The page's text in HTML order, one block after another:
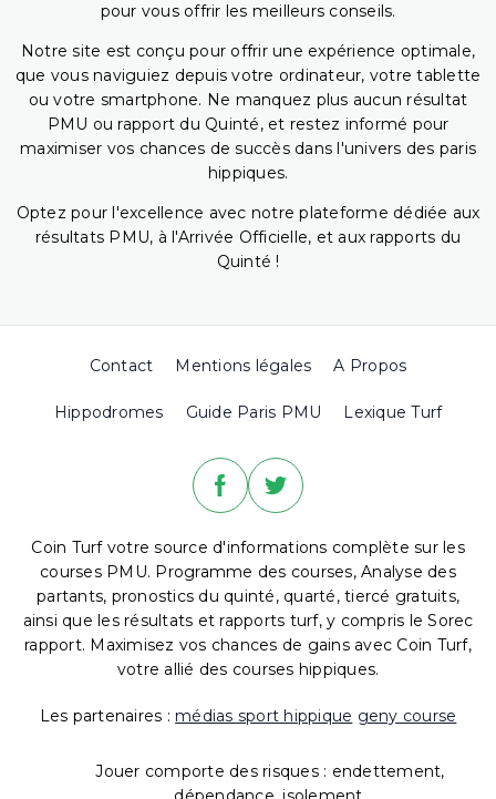
pour vous offrir les meilleurs conseils.
Notre site est conçu pour offrir une expérience optimale,
que vous naviguiez depuis votre ordinateur, votre tablette
ou votre smartphone. Ne manquez plus aucun résultat
PMU ou rapport du Quinté, et restez informé pour
maximiser vos chances de succès dans l'univers des paris
hippiques.
Optez pour l'excellence avec notre plateforme dédiée aux
résultats PMU, à l'Arrivée Officielle, et aux rapports du
Quinté !
Contact Mentions légales A Propos
Hippodromes Guide Paris PMU Lexique Turf
Coin Turf votre source d'informations complète sur les
courses PMU. Programme des courses, Analyse des
partants, pronostics du quinté, quarté, tiercé gratuits,
ainsi que les résultats et rapports turf, y compris le Sorec
rapport. Maximisez vos chances de gains avec Coin Turf,
votre allié des courses hippiques.
Les partenaires : médias sport hippique geny course
Jouer comporte des risques : endettement,